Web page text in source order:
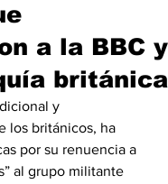
a la BBC y
británica
y
los británicos, ha
por su renuencia a
al grupo militante